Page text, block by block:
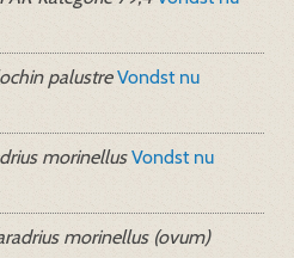
palustre Vondst nu
morinellus Vondst nu
morinellus (ovum)